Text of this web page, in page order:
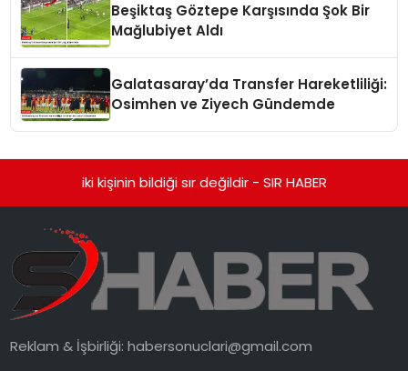
Beşiktaş Göztepe Karşısında Şok Bir
Mağlubiyet Aldı
Galatasaray’da Transfer Hareketliliği:
Osimhen ve Ziyech Gündemde
iki kişinin bildiği sır değildir - SIR HABER
Reklam & İşbirliği:habersonuclari@gmail.com